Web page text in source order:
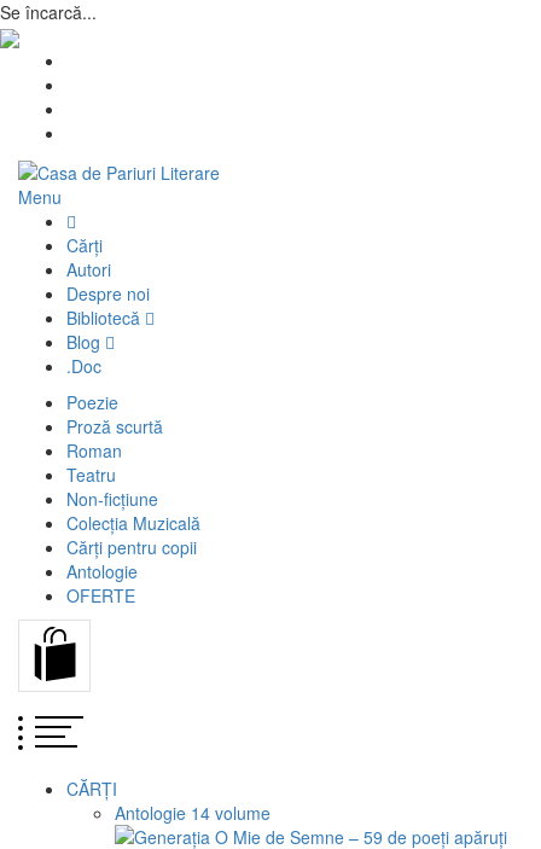
Se încarcă...
Skip
content
Casa de Pariuri Literare
Literatura română scrie pe mine
Menu
Cărți
Autori
Despre noi
Bibliotecă
Blog
.Doc
Poezie
Proză scurtă
Roman
Teatru
Non-ficțiune
Colecția Muzicală
Cărți pentru copii
Antologie
OFERTE
CĂRȚI
Antologie 14 volume